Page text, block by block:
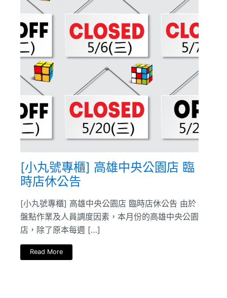
[小丸號專櫃] 高雄中央公園店 臨
時店休公告
[小丸號專櫃] 高雄中央公園店 臨時店休公告 由於
盤點作業及人員調度因素，本月份的高雄中央公園
店，除了原本每週 […]
Read More